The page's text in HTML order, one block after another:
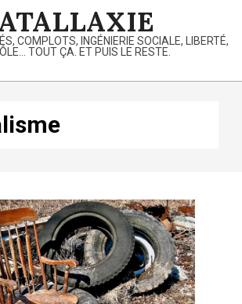
COMPLOTS, INGÉNIERIE SOCIALE, LIBERTÉ,
TOUT ÇA. ET PUIS LE RESTE.